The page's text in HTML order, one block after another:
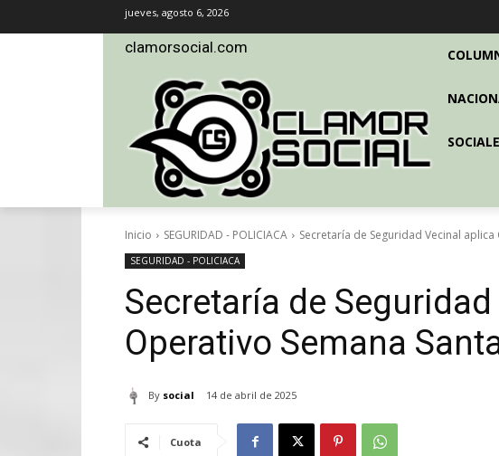
jueves, agosto 6, 2026
clamorsocial.com
Inicio SEGURIDAD - POLICIACA Secretaría de Seguridad Vecinal
SEGURIDAD - POLICIACA
Secretaría de
Operativo Semana
By social 14 de abril de 2025
Cuota